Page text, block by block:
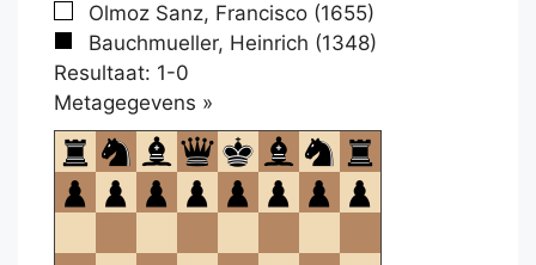
Olmoz Sanz, Francisco (1655)
Bauchmueller, Heinrich (1348)
Resultaat: 1-0
Metagegevens »
om
te
openen.